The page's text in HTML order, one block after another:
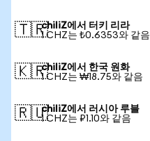
🇹🇷chiliZ에서 터키 리라
1 CHZ는 ₺0.6353와 같음
🇰🇷chiliZ에서 한국 원화
1 CHZ는 ₩18.75와 같음
🇷🇺chiliZ에서 러시아 루블
1 CHZ는 ₽1.10와 같음